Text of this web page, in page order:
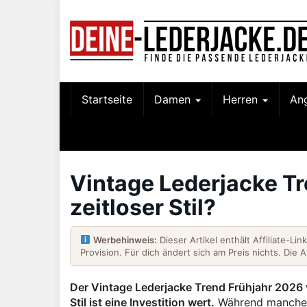
Startseite Damen Herren
Vintage Lederjacke
zeitloser Stil?
Werbehinweis: Dieser Artikel enthält Affiliate-
Provision. Für dich ändert sich am Preis nichts.
Der Vintage Lederjacke Trend Frühjahr
Stil ist eine Investition wert. Während